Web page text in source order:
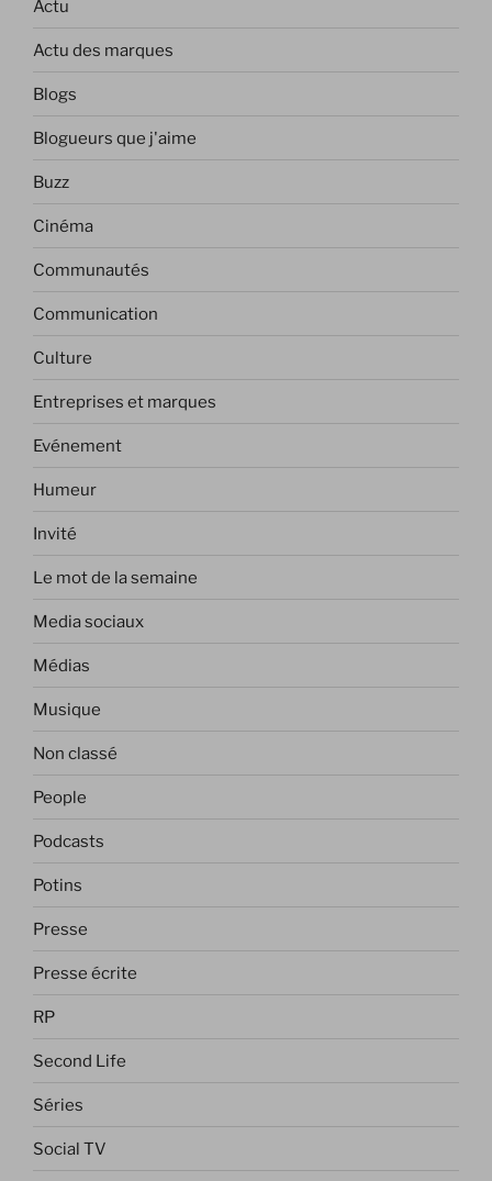
Actu
Actu des marques
Blogs
Blogueurs que j'aime
Buzz
Cinéma
Communautés
Communication
Culture
Entreprises et marques
Evénement
Humeur
Invité
Le mot de la semaine
Media sociaux
Médias
Musique
Non classé
People
Podcasts
Potins
Presse
Presse écrite
RP
Second Life
Séries
Social TV